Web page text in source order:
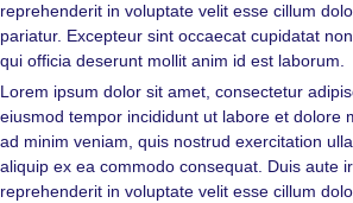
reprehenderit in voluptate velit esse cillum
pariatur. Excepteur sint occaecat cupidatat
qui officia deserunt mollit anim id est laborum.
Lorem ipsum dolor sit amet, consectetur
eiusmod tempor incididunt ut labore et dolore
ad minim veniam, quis nostrud exercitation
aliquip ex ea commodo consequat. Duis aute
reprehenderit in voluptate velit esse cillum